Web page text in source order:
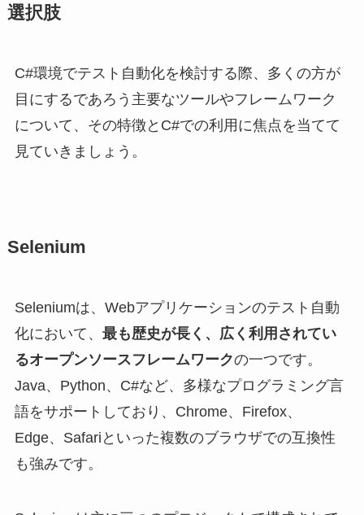
選択肢
C#環境でテスト自動化を検討する際、多くの方が
目にするであろう主要なツールやフレームワーク
について、その特徴とC#での利用に焦点を当てて
見ていきましょう。
Selenium
Seleniumは、Webアプリケーションのテスト自動
化において、 最も歴史が長く、広く利用されてい
るオープンソースフレームワークの一つです。
Java、Python、C#など、多様なプログラミング言
語をサポートしており、Chrome、Firefox、
Edge、Safariといった複数のブラウザでの互換性
も強みです。